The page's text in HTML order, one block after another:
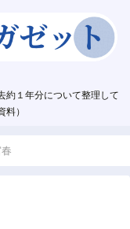
約１年分について整理して
）